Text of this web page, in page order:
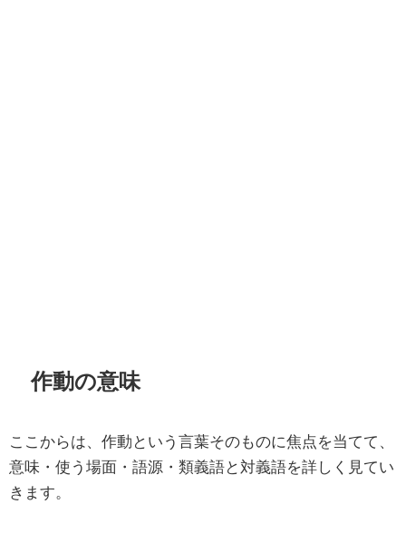
作動の意味
ここからは、作動という言葉そのものに焦点を当てて、
意味・使う場面・語源・類義語と対義語を詳しく見てい
きます。